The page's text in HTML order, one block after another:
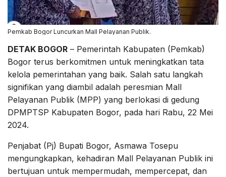
Pemkab Bogor Luncurkan Mall Pelayanan Publik.
DETAK BOGOR – Pemerintah Kabupaten (Pemkab)
Bogor terus berkomitmen untuk meningkatkan tata
kelola pemerintahan yang baik. Salah satu langkah
signifikan yang diambil adalah peresmian Mall
Pelayanan Publik (MPP) yang berlokasi di gedung
DPMPTSP Kabupaten Bogor, pada hari Rabu, 22 Mei
2024.
Penjabat (Pj) Bupati Bogor, Asmawa Tosepu
mengungkapkan, kehadiran Mall Pelayanan Publik ini
bertujuan untuk mempermudah, mempercepat, dan